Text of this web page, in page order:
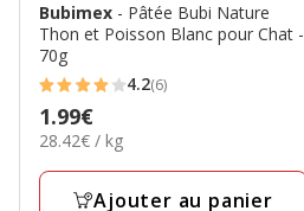
Bubimex - Pâtée Bubi Nature
Thon et Poisson Blanc pour Chat -
70g
4.2
étoiles
avec
6
4.2(6)
Prix
1.99€
1.99€
28.42€
Kg
28.42€ / kg
Ajouter au panier